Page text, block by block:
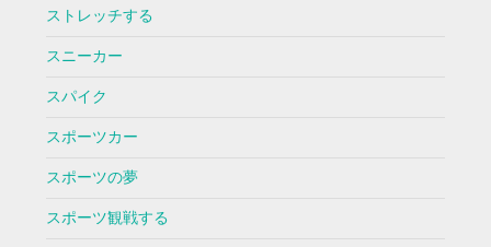
ストレッチする
スニーカー
スパイク
スポーツカー
スポーツの夢
スポーツ観戦する